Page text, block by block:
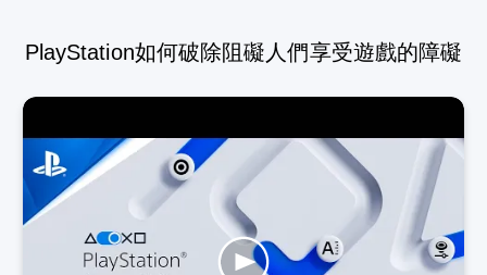
PlayStation如何破除阻礙人們享受遊戲的障礙